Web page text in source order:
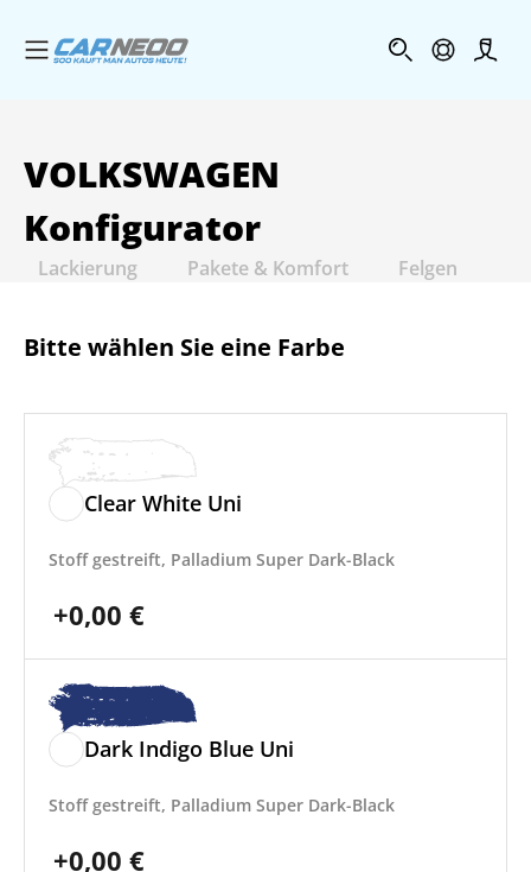
Menü öffnen
VOLKSWAGEN
Konfigurator
Lackierung Pakete & Komfort Felgen
Bitte wählen Sie eine Farbe
Clear White Uni
Stoff gestreift, Palladium Super Dark-Black
+0,00 €
Dark Indigo Blue Uni
Stoff gestreift, Palladium Super Dark-Black
+0,00 €